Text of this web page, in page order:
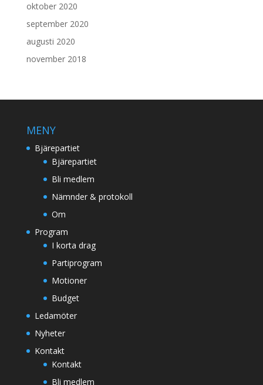
oktober 2020
september 2020
augusti 2020
november 2018
MENY
Bjärepartiet
Bjärepartiet
Bli medlem
Nämnder & protokoll
Om
Program
I korta drag
Partiprogram
Motioner
Budget
Ledamöter
Nyheter
Kontakt
Kontakt
Bli medlem